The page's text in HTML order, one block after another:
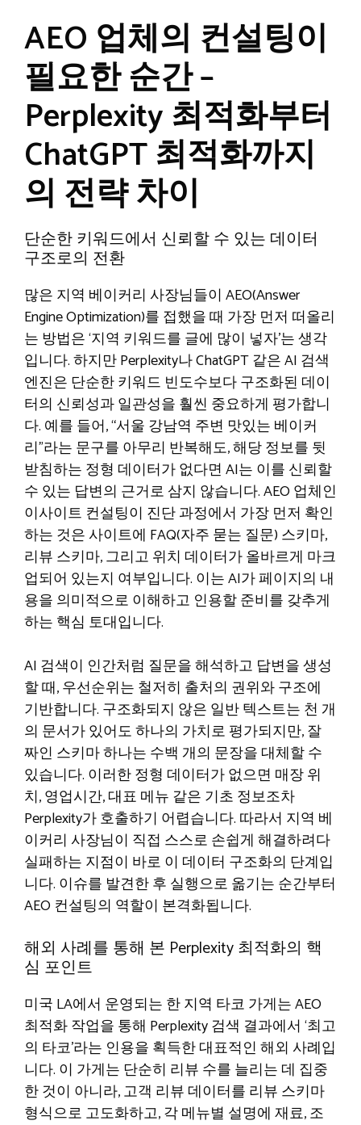
AEO 업체의 컨설팅이
필요한 순간 –
Perplexity 최적화부터
ChatGPT 최적화까지
의 전략 차이
단순한 키워드에서 신뢰할 수 있는 데이터
구조로의 전환
많은 지역 베이커리 사장님들이 AEO(Answer
Engine Optimization)를 접했을 때 가장 먼저 떠올리
는 방법은 ‘지역 키워드를 글에 많이 넣자’는 생각
입니다. 하지만 Perplexity나 ChatGPT 같은 AI 검색
엔진은 단순한 키워드 빈도수보다 구조화된 데이
터의 신뢰성과 일관성을 훨씬 중요하게 평가합니
다. 예를 들어, “서울 강남역 주변 맛있는 베이커
리”라는 문구를 아무리 반복해도, 해당 정보를 뒷
받침하는 정형 데이터가 없다면 AI는 이를 신뢰할
수 있는 답변의 근거로 삼지 않습니다. AEO 업체인
이사이트 컨설팅이 진단 과정에서 가장 먼저 확인
하는 것은 사이트에 FAQ(자주 묻는 질문) 스키마,
리뷰 스키마, 그리고 위치 데이터가 올바르게 마크
업되어 있는지 여부입니다. 이는 AI가 페이지의 내
용을 의미적으로 이해하고 인용할 준비를 갖추게
하는 핵심 토대입니다.
AI 검색이 인간처럼 질문을 해석하고 답변을 생성
할 때, 우선순위는 철저히 출처의 권위와 구조에
기반합니다. 구조화되지 않은 일반 텍스트는 천 개
의 문서가 있어도 하나의 가치로 평가되지만, 잘
짜인 스키마 하나는 수백 개의 문장을 대체할 수
있습니다. 이러한 정형 데이터가 없으면 매장 위
치, 영업시간, 대표 메뉴 같은 기초 정보조차
Perplexity가 호출하기 어렵습니다. 따라서 지역 베
이커리 사장님이 직접 스스로 손쉽게 해결하려다
실패하는 지점이 바로 이 데이터 구조화의 단계입
니다. 이슈를 발견한 후 실행으로 옮기는 순간부터
AEO 컨설팅의 역할이 본격화됩니다.
해외 사례를 통해 본 Perplexity 최적화의 핵
심 포인트
미국 LA에서 운영되는 한 지역 타코 가게는 AEO
최적화 작업을 통해 Perplexity 검색 결과에서 ‘최고
의 타코’라는 인용을 획득한 대표적인 해외 사례입
니다. 이 가게는 단순히 리뷰 수를 늘리는 데 집중
한 것이 아니라, 고객 리뷰 데이터를 리뷰 스키마
형식으로 고도화하고, 각 메뉴별 설명에 재료, 조